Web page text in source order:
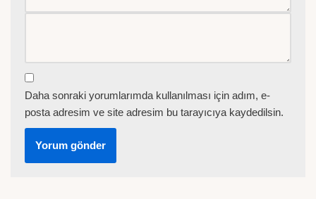
Daha sonraki yorumlarımda kullanılması için adım, e-
posta adresim ve site adresim bu tarayıcıya kaydedilsin.